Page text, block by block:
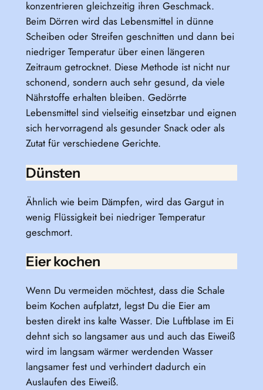
konzentrieren gleichzeitig ihren Geschmack.
Beim Dörren wird das Lebensmittel in dünne
Scheiben oder Streifen geschnitten und dann bei
niedriger Temperatur über einen längeren
Zeitraum getrocknet. Diese Methode ist nicht nur
schonend, sondern auch sehr gesund, da viele
Nährstoffe erhalten bleiben. Gedörrte
Lebensmittel sind vielseitig einsetzbar und eignen
sich hervorragend als gesunder Snack oder als
Zutat für verschiedene Gerichte.
Dünsten
Ähnlich wie beim Dämpfen, wird das Gargut in
wenig Flüssigkeit bei niedriger Temperatur
geschmort.
Eier kochen
Wenn Du vermeiden möchtest, dass die Schale
beim Kochen aufplatzt, legst Du die Eier am
besten direkt ins kalte Wasser. Die Luftblase im Ei
dehnt sich so langsamer aus und auch das Eiweiß
wird im langsam wärmer werdenden Wasser
langsamer fest und verhindert dadurch ein
Auslaufen des Eiweiß.